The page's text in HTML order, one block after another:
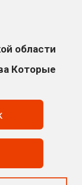
области
Которые